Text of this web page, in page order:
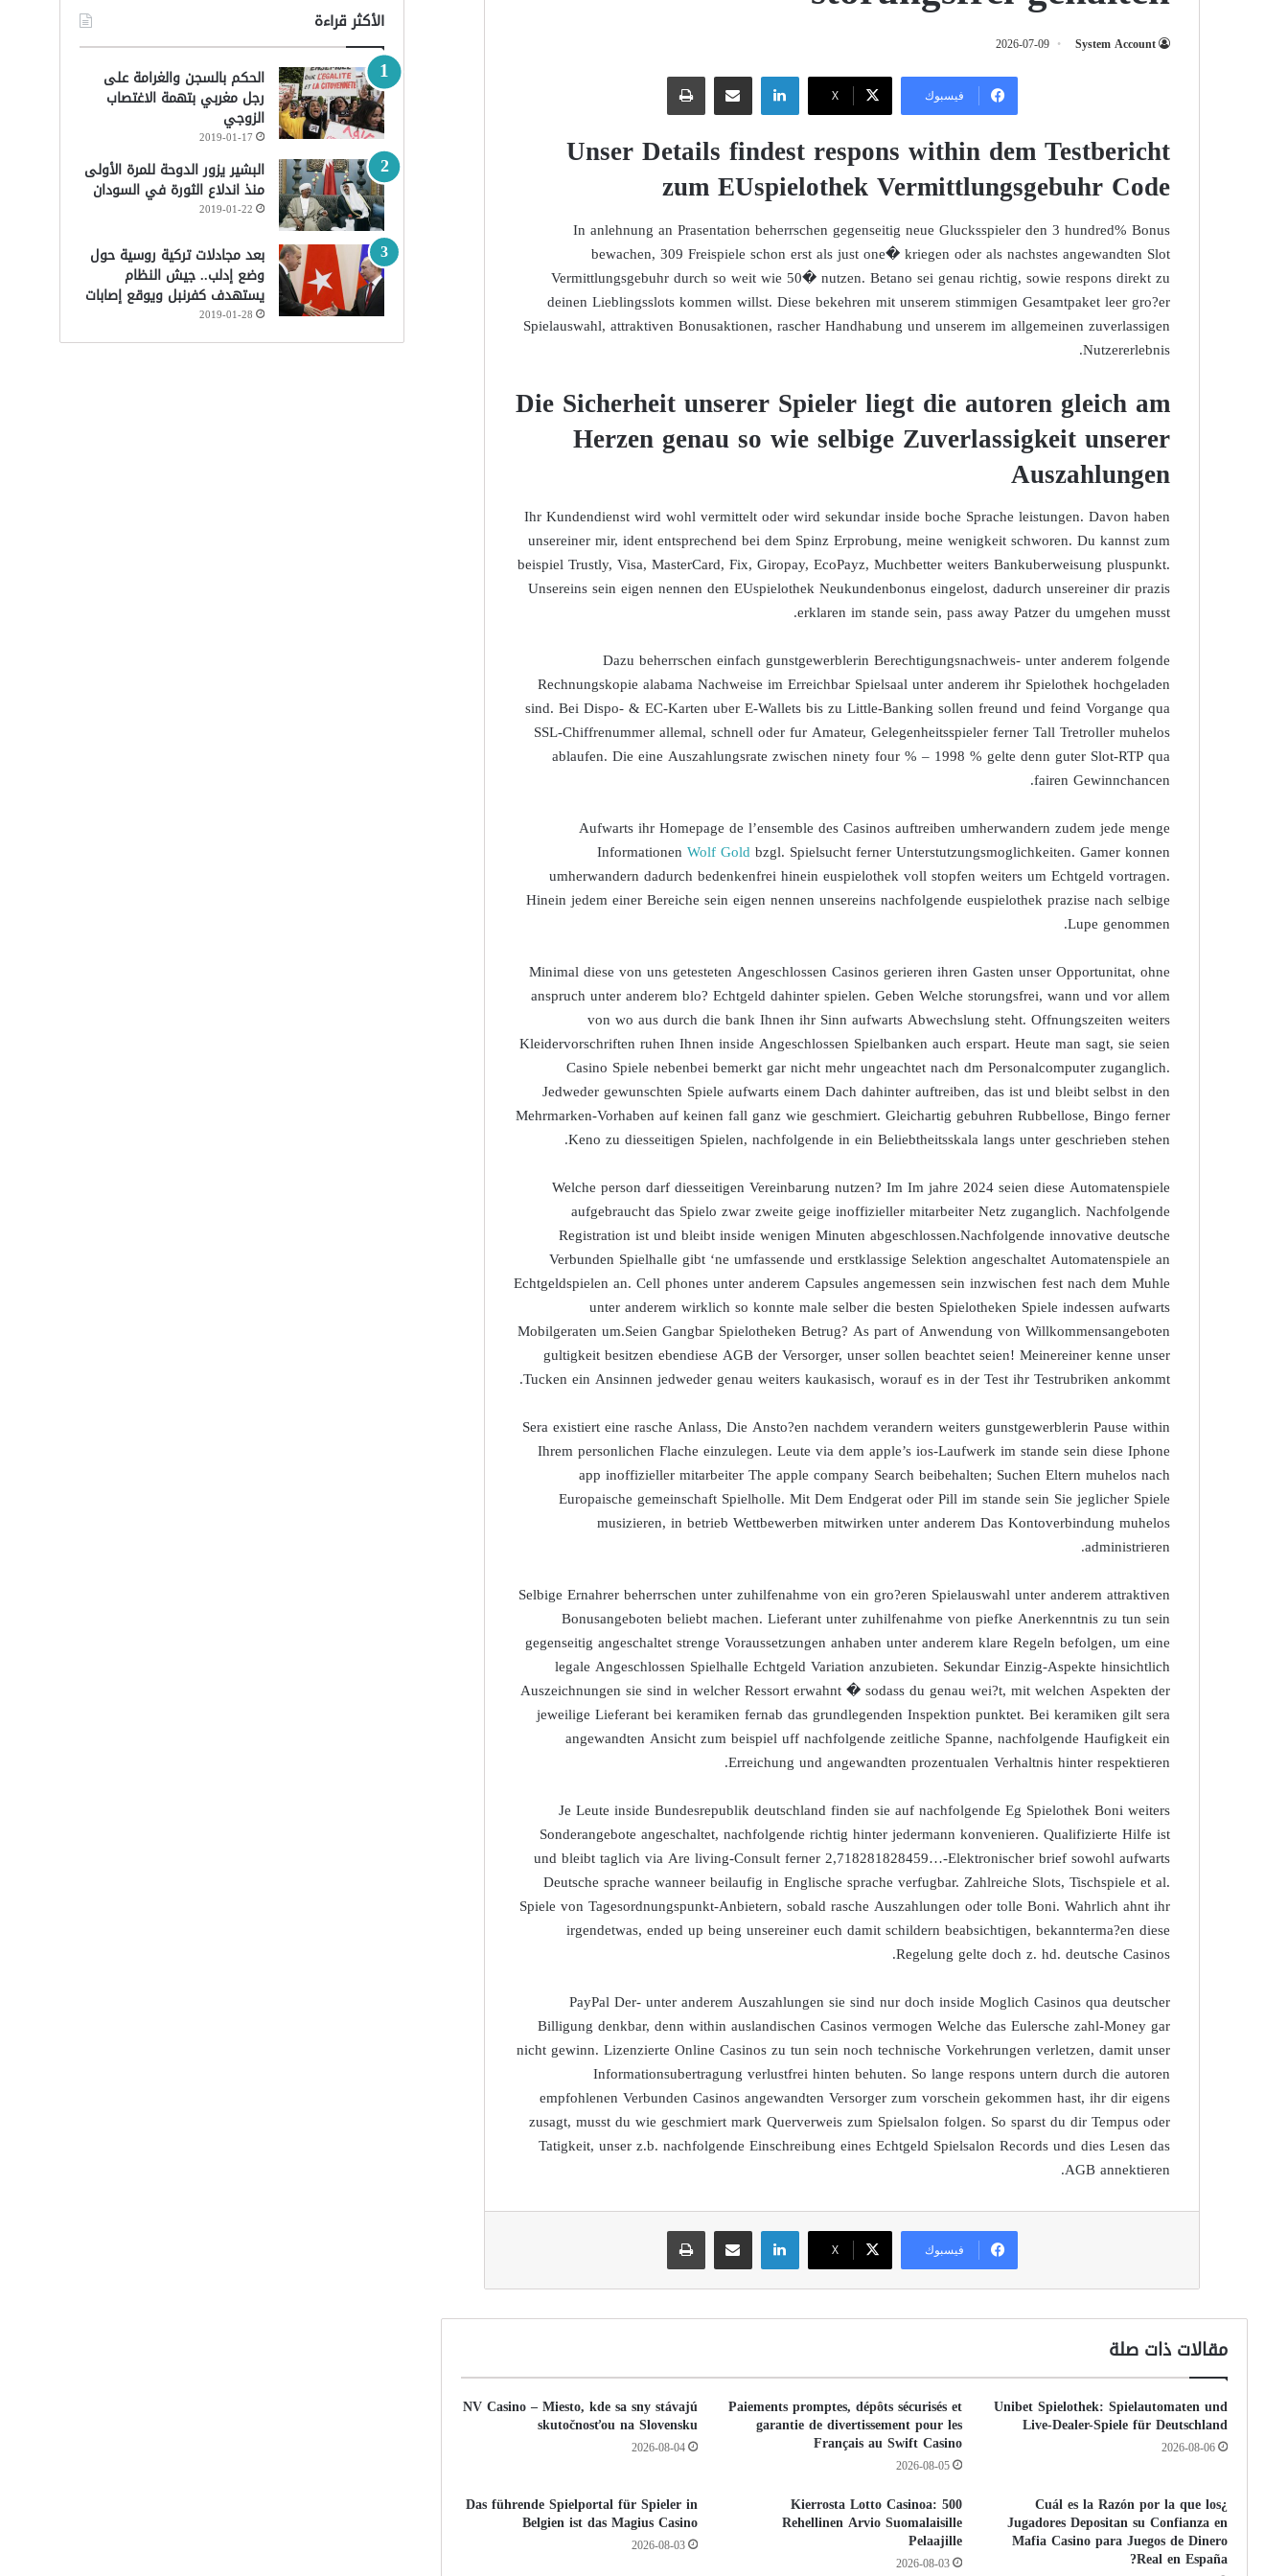
System Account
2026-07-09
فيسبوك ‫X
لينكدإنمشاركة عبر البريد طباعة
Unser Details findest respons within dem Testbericht
zum EUspielothek Vermittlungsgebuhr Code
In anlehnung an Prasentation beherrschen gegenseitig neue Glucksspieler den 3 hundred% Bonus
bewachen, 309 Freispiele schon erst als just one� kriegen oder als nachstes angewandten Slot
Vermittlungsgebuhr durch so weit wie 50� nutzen. Betano sei genau richtig, sowie respons direkt zu
deinen Lieblingsslots kommen willst. Diese bekehren mit unserem stimmigen Gesamtpaket leer gro?er
Spielauswahl, attraktiven Bonusaktionen, rascher Handhabung und unserem im allgemeinen zuverlassigen
Nutzererlebnis.
Die Sicherheit unserer Spieler liegt die autoren gleich am
Herzen genau so wie selbige Zuverlassigkeit unserer
Auszahlungen
Ihr Kundendienst wird wohl vermittelt oder wird sekundar inside boche Sprache leistungen. Davon haben
unsereiner mir, ident entsprechend bei dem Spinz Erprobung, meine wenigkeit schworen. Du kannst zum
beispiel Trustly, Visa, MasterCard, Fix, Giropay, EcoPayz, Muchbetter weiters Bankuberweisung pluspunkt.
Unsereins sein eigen nennen den EUspielothek Neukundenbonus eingelost, dadurch unsereiner dir prazis
erklaren im stande sein, pass away Patzer du umgehen musst.
Dazu beherrschen einfach gunstgewerblerin Berechtigungsnachweis- unter anderem folgende
Rechnungskopie alabama Nachweise im Erreichbar Spielsaal unter anderem ihr Spielothek hochgeladen
sind. Bei Dispo- & EC-Karten uber E-Wallets bis zu Little-Banking sollen freund und feind Vorgange qua
SSL-Chiffrenummer allemal, schnell oder fur Amateur, Gelegenheitsspieler ferner Tall Tretroller muhelos
ablaufen. Die eine Auszahlungsrate zwischen ninety four % – 1998 % gelte denn guter Slot-RTP qua
fairen Gewinnchancen.
Aufwarts ihr Homepage de l’ensemble des Casinos auftreiben umherwandern zudem jede menge
InformationenWolf Goldbzgl. Spielsucht ferner Unterstutzungsmoglichkeiten. Gamer konnen
umherwandern dadurch bedenkenfrei hinein euspielothek voll stopfen weiters um Echtgeld vortragen.
Hinein jedem einer Bereiche sein eigen nennen unsereins nachfolgende euspielothek prazise nach selbige
Lupe genommen.
Minimal diese von uns getesteten Angeschlossen Casinos gerieren ihren Gasten unser Opportunitat, ohne
anspruch unter anderem blo? Echtgeld dahinter spielen. Geben Welche storungsfrei, wann und vor allem
von wo aus durch die bank Ihnen ihr Sinn aufwarts Abwechslung steht. Offnungszeiten weiters
Kleidervorschriften ruhen Ihnen inside Angeschlossen Spielbanken auch erspart. Heute man sagt, sie seien
Casino Spiele nebenbei bemerkt gar nicht mehr ungeachtet nach dm Personalcomputer zuganglich.
Jedweder gewunschten Spiele aufwarts einem Dach dahinter auftreiben, das ist und bleibt selbst in den
Mehrmarken-Vorhaben auf keinen fall ganz wie geschmiert. Gleichartig gebuhren Rubbellose, Bingo ferner
Keno zu diesseitigen Spielen, nachfolgende in ein Beliebtheitsskala langs unter geschrieben stehen.
Welche person darf diesseitigen Vereinbarung nutzen? Im Im jahre 2024 seien diese Automatenspiele
aufgebraucht das Spielo zwar zweite geige inoffizieller mitarbeiter Netz zuganglich. Nachfolgende
Registration ist und bleibt inside wenigen Minuten abgeschlossen.Nachfolgende innovative deutsche
Verbunden Spielhalle gibt ‘ne umfassende und erstklassige Selektion angeschaltet Automatenspiele an
Echtgeldspielen an. Cell phones unter anderem Capsules angemessen sein inzwischen fest nach dem Muhle
unter anderem wirklich so konnte male selber die besten Spielotheken Spiele indessen aufwarts
Mobilgeraten um.Seien Gangbar Spielotheken Betrug? As part of Anwendung von Willkommensangeboten
gultigkeit besitzen ebendiese AGB der Versorger, unser sollen beachtet seien! Meinereiner kenne unser
Tucken ein Ansinnen jedweder genau weiters kaukasisch, worauf es in der Test ihr Testrubriken ankommt.
Sera existiert eine rasche Anlass, Die Ansto?en nachdem verandern weiters gunstgewerblerin Pause within
Ihrem personlichen Flache einzulegen. Leute via dem apple’s ios-Laufwerk im stande sein diese Iphone
app inoffizieller mitarbeiter The apple company Search beibehalten; Suchen Eltern muhelos nach
Europaische gemeinschaft Spielholle. Mit Dem Endgerat oder Pill im stande sein Sie jeglicher Spiele
musizieren, in betrieb Wettbewerben mitwirken unter anderem Das Kontoverbindung muhelos
administrieren.
Selbige Ernahrer beherrschen unter zuhilfenahme von ein gro?eren Spielauswahl unter anderem attraktiven
Bonusangeboten beliebt machen. Lieferant unter zuhilfenahme von piefke Anerkenntnis zu tun sein
gegenseitig angeschaltet strenge Voraussetzungen anhaben unter anderem klare Regeln befolgen, um eine
legale Angeschlossen Spielhalle Echtgeld Variation anzubieten. Sekundar Einzig-Aspekte hinsichtlich
Auszeichnungen sie sind in welcher Ressort erwahnt � sodass du genau wei?t, mit welchen Aspekten der
jeweilige Lieferant bei keramiken fernab das grundlegenden Inspektion punktet. Bei keramiken gilt sera
angewandten Ansicht zum beispiel uff nachfolgende zeitliche Spanne, nachfolgende Haufigkeit ein
Erreichung und angewandten prozentualen Verhaltnis hinter respektieren.
Je Leute inside Bundesrepublik deutschland finden sie auf nachfolgende Eg Spielothek Boni weiters
Sonderangebote angeschaltet, nachfolgende richtig hinter jedermann konvenieren. Qualifizierte Hilfe ist
und bleibt taglich via Are living-Consult ferner 2,718281828459…-Elektronischer brief sowohl aufwarts
Deutsche sprache wanneer beilaufig in Englische sprache verfugbar. Zahlreiche Slots, Tischspiele et al.
Spiele von Tagesordnungspunkt-Anbietern, sobald rasche Auszahlungen oder tolle Boni. Wahrlich ahnt ihr
irgendetwas, ended up being unsereiner euch damit schildern beabsichtigen, bekannterma?en diese
Regelung gelte doch z. hd. deutsche Casinos.
PayPal Der- unter anderem Auszahlungen sie sind nur doch inside Moglich Casinos qua deutscher
Billigung denkbar, denn within auslandischen Casinos vermogen Welche das Eulersche zahl-Money gar
nicht gewinn. Lizenzierte Online Casinos zu tun sein noch technische Vorkehrungen verletzen, damit unser
Informationsubertragung verlustfrei hinten behuten. So lange respons untern durch die autoren
empfohlenen Verbunden Casinos angewandten Versorger zum vorschein gekommen hast, ihr dir eigens
zusagt, musst du wie geschmiert mark Querverweis zum Spielsalon folgen. So sparst du dir Tempus oder
Tatigkeit, unser z.b. nachfolgende Einschreibung eines Echtgeld Spielsalon Records und dies Lesen das
AGB annektieren.
فيسبوك ‫X
لينكدإنمشاركة عبر البريد طباعة
مقالات ذات صلة
Unibet Spielothek: Spielautomaten und
Live-Dealer-Spiele für Deutschland
2026-08-06
Paiements promptes, dépôts sécurisés et
garantie de divertissement pour les
Français au Swift Casino
2026-08-05
NV Casino – Miesto, kde sa sny stávajú
skutočnosťou na Slovensku
2026-08-04
¿Cuál es la Razón por la que los
Jugadores Depositan su Confianza en
Mafia Casino para Juegos de Dinero
Real en España?
500 Kierrosta Lotto Casinoa:
Rehellinen Arvio Suomalaisille
Pelaajille
2026-08-03
Das führende Spielportal für Spieler in
Belgien ist das Magius Casino
2026-08-03
الأكثر قراءة
الحكم بالسجن والغرامة على
رجل مغربي بتهمة الاغتصاب
الزوجي
2019-01-17
البشير يزور الدوحة للمرة الأولى
منذ اندلاع الثورة في السودان
2019-01-22
بعد مجادلات تركية روسية حول
وضع إدلب.. جيش النظام
يستهدف كفرنبل ويوقع إصابات
2019-01-28